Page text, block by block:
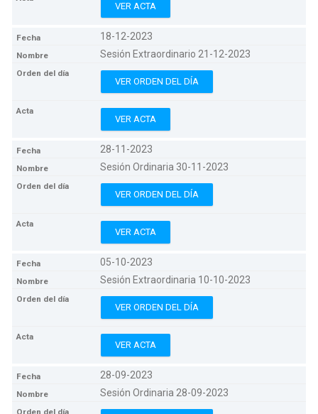
VER ACTA
18-12-2023
Sesión Extraordinario 21-12-2023
VER ORDEN DEL DÍA
VER ACTA
28-11-2023
Sesión Ordinaria 30-11-2023
VER ORDEN DEL DÍA
VER ACTA
05-10-2023
Sesión Extraordinaria 10-10-2023
VER ORDEN DEL DÍA
VER ACTA
28-09-2023
Sesión Ordinaria 28-09-2023